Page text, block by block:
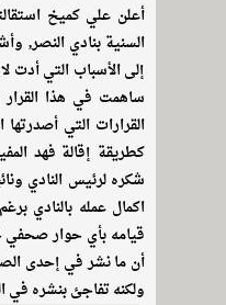
أعلن علي كميخ
السنية بنادي النصر,
إلى الأسباب التي أدت
ساهمت في هذا
القرارات التي
كطريقة إقالة فهد
شكره لرئيس النادي
اكمال عمله بالنادي
قيامه بأي حوار صحفي
أن ما نشر في إحدى
ولكنه تفاجئ بنشره في